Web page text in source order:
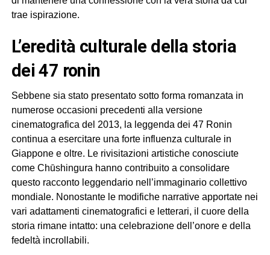
trae ispirazione.
l’eredità culturale della storia
dei 47 ronin
Sebbene sia stato presentato sotto forma romanzata in
numerose occasioni precedenti alla versione
cinematografica del 2013, la leggenda dei 47 Ronin
continua a esercitare una forte influenza culturale in
Giappone e oltre. Le rivisitazioni artistiche conosciute
come Chūshingura hanno contribuito a consolidare
questo racconto leggendario nell’immaginario collettivo
mondiale. Nonostante le modifiche narrative apportate nei
vari adattamenti cinematografici e letterari, il cuore della
storia rimane intatto: una celebrazione dell’onore e della
fedeltà incrollabili.